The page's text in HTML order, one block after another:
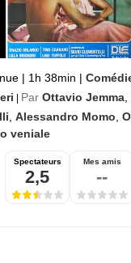
| 1h 38min |
Par Ottavio Jemma
Alessandro Momo
veniale
Spectateurs
2,5
Mes amis
--